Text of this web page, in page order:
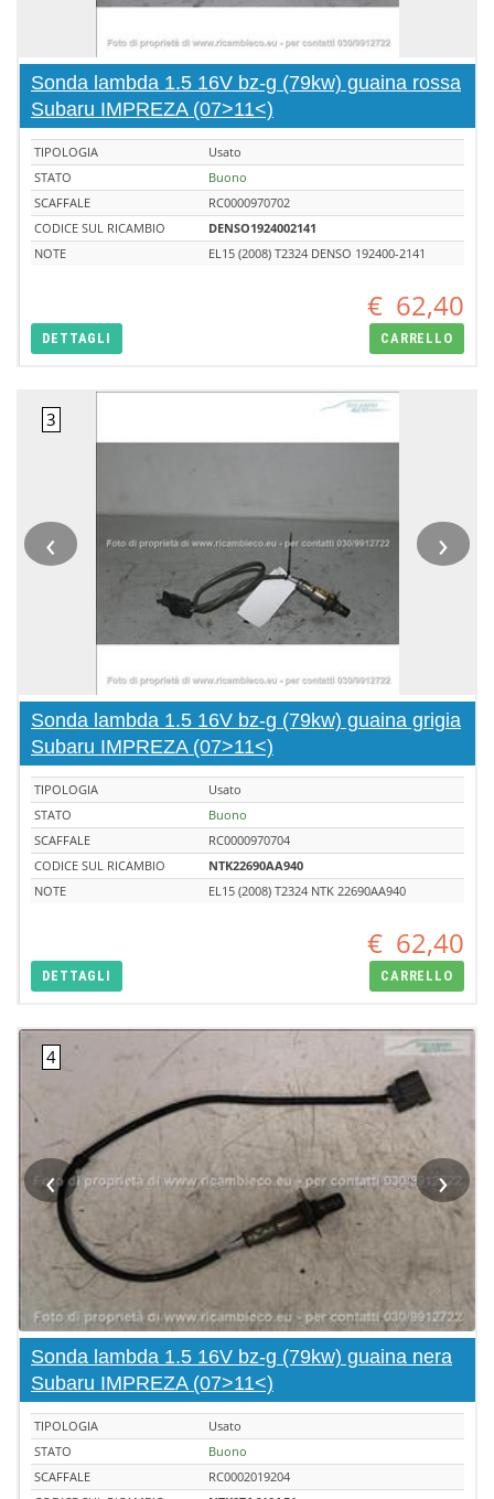
Sonda lambda 1.5 16V bz-g (79kw) guaina rossa
Subaru IMPREZA (07>11<)
TIPOLOGIA
Usato
STATO
Buono
SCAFFALE
RC0000970702
CODICE SUL RICAMBIO
DENSO1924002141
NOTE
EL15 (2008) T2324 DENSO 192400-2141
€ 62,40
DETTAGLI CARRELLO
‹ ›
Sonda lambda 1.5 16V bz-g (79kw) guaina grigia
Subaru IMPREZA (07>11<)
TIPOLOGIA
Usato
STATO
Buono
SCAFFALE
RC0000970704
CODICE SUL RICAMBIO
NTK22690AA940
NOTE
EL15 (2008) T2324 NTK 22690AA940
€ 62,40
DETTAGLI CARRELLO
‹ ›
Sonda lambda 1.5 16V bz-g (79kw) guaina nera
Subaru IMPREZA (07>11<)
TIPOLOGIA
Usato
STATO
Buono
SCAFFALE
RC0002019204